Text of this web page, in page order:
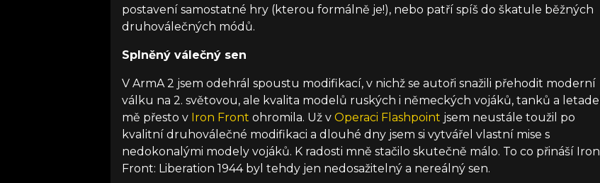
postavení samostatné hry (kterou formálně je!), nebo patří spíš do škatule běžných
druhoválečných módů.
Splněný válečný sen
V ArmA 2 jsem odehrál spoustu modifikací, v nichž se autoři snažili přehodit moderní
válku na 2. světovou, ale kvalita modelů ruských i německých vojáků, tanků a letadel
mě přesto v Iron Front ohromila. Už v Operaci Flashpoint jsem neustále toužil po
kvalitní druhoválečné modifikaci a dlouhé dny jsem si vytvářel vlastní mise s
nedokonalými modely vojáků. K radosti mně stačilo skutečně málo. To co přináší Iron
Front: Liberation 1944 byl tehdy jen nedosažitelný a nereálný sen.